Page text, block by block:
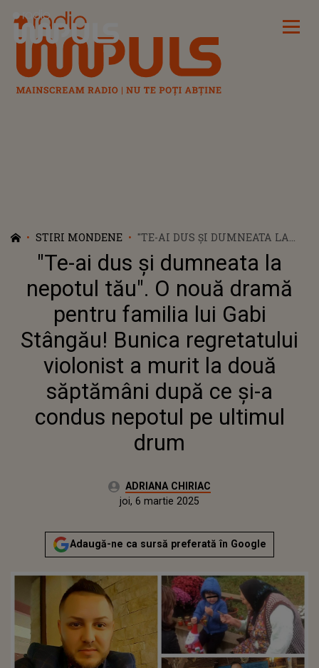
Radio Impuls
STIRI MONDENE
"TE-AI DUS ȘI DUMNEATA LA
NEPOTUL TĂU". O NOUĂ
DRAMĂ PENTRU FAMILIA LUI
GABI STÂNGĂU! BUNICA
REGRETATULUI VIOLONIST A
MURIT LA DOUĂ SĂPTĂMÂNI
NEPOTUL PE ULTIMUL DRUM
"Te-ai dus și dumneata la
nepotul tău". O nouă dramă
pentru familia lui Gabi
Stângău! Bunica regretatului
violonist a murit la două
săptămâni după ce și-a
condus nepotul pe ultimul
drum
Autor:ADRIANA CHIRIAC
Actualizat:
joi, 6 martie 2025
Adaugă-ne ca sursă preferată în Google